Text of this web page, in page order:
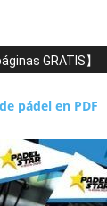
GRATIS】
pádel en PDF